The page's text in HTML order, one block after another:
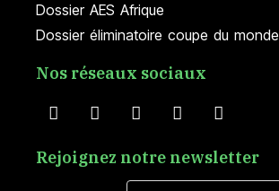
Dossier AES Afrique
Dossier éliminatoire coupe du monde
Nos réseaux sociaux
Rejoignez notre newsletter